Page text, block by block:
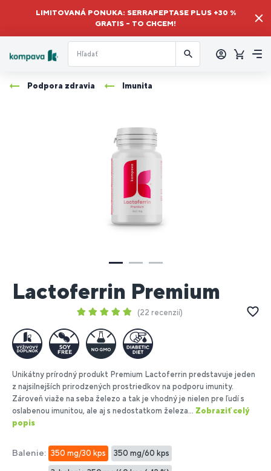
LIMITOVANÁ PONUKA: SERRAPEPTASE PLUS +30 %
GRATIS – TO CHCEM!
sa
Košík
Podpora zdravia Imunita
Lactoferrin Premium
22 recenzií
Unikátny prírodný produkt Premium Lactoferrin predstavuje jeden
z najsilnejších prirodzených prostriedkov na podporu imunity.
Zároveň viaže na seba železo a tak je vhodný je nielen pre ľudí s
oslabenou imunitou, ale aj s nedostatkom železa... Zobraziť celý
popis
Balenie: 350 mg/30 kps 350 mg/60 kps